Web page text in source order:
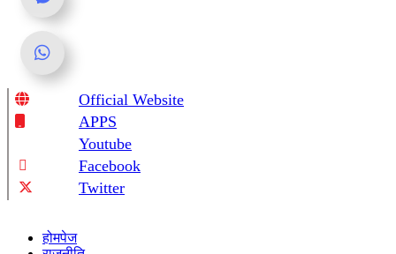
Online News Portal
Official Website
APPS
Youtube
Facebook
Twitter
होमपेज